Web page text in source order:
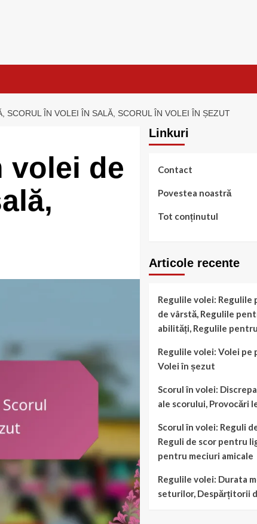
SCORUL ÎN VOLEI ÎN SALĂ, SCORUL ÎN VOLEI ÎN ȘEZUT
volei de
Linkuri
Contact
Povestea noastră
Tot conținutul
Articole recente
Regulile volei:
de vârstă, Regulile
abilități, Regulile
Regulile volei: Volei pe
Volei în șezut
Scorul în volei:
ale scorului, Provocări
Scorul în volei: Reguli
Reguli de scor pentru
pentru meciuri amicale
Regulile volei: Durata
seturilor, Despărțitorii